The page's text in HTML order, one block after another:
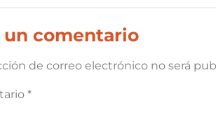
un comentario
de correo electrónico no será
*